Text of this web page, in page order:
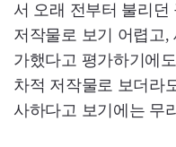
서 오래 전부터 불리던
저작물로 보기 어렵고
가했다고 평가하기에
차적 저작물로 보더라
사하다고 보기에는 무